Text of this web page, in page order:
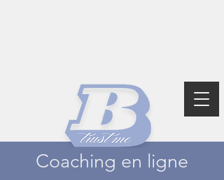
Coaching en ligne